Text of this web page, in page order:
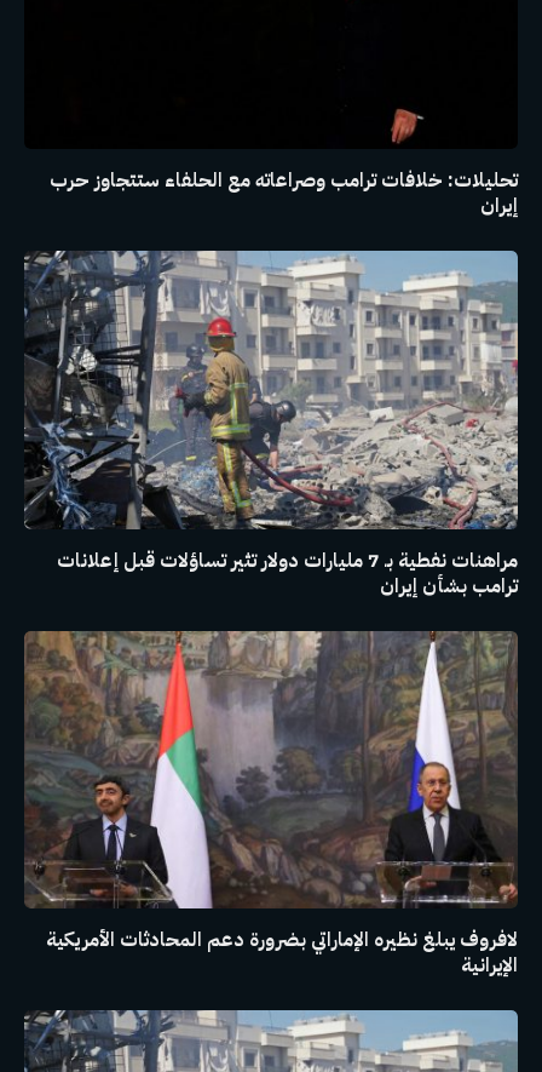
تحليلات: خلافات ترامب وصراعاته مع الحلفاء ستتجاوز حرب
إيران
مراهنات نفطية بـ 7 مليارات دولار تثير تساؤلات قبل إعلانات
ترامب بشأن إيران
لافروف يبلغ نظيره الإماراتي بضرورة دعم المحادثات الأمريكية
الإيرانية